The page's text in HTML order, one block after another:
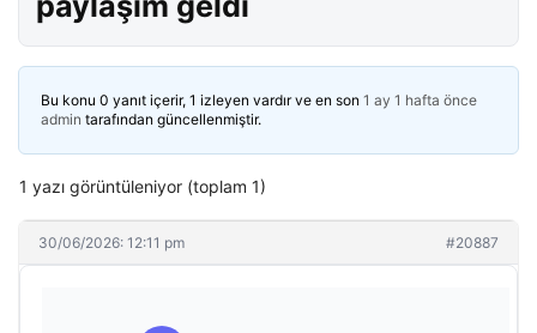
Bu konu 0 yanıt içerir, 1 izleyen vardır ve en son 1 ay 1 hafta önce
admin tarafından güncellenmiştir.
1 yazı görüntüleniyor (toplam 1)
30/06/2026: 12:11 pm #20887